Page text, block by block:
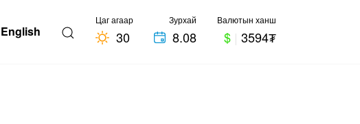
English
Цаг агаар
30
Зурхай
8.08
Валютын ханш
$ | 3594₮